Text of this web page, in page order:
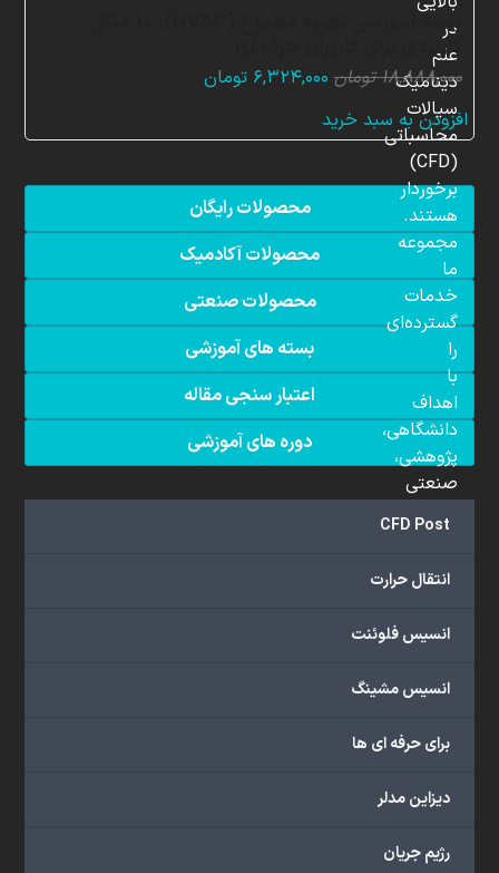
کاربردی برای کاربران حرفه ای
۱۸,۸۸۸,۰۰۰ تومان قیمت
۶,۳۲۴,۰۰۰ تومانقیمت
افزودن به سبد خرید
محصولات رایگان
محصولات آکادمیک
محصولات صنعتی
بسته های آموزشی
اعتبار سنجی مقاله
دوره های آموزشی
CFD Post
انتقال حرارت
انسیس فلوئنت
انسیس مشینگ
برای حرفه ای ها
دیزاین مدلر
رژیم جریان
در
علم
دینامیک
سیالات
محاسباتی
(CFD)
برخوردار
هستند.
مجموعه
ما
خدمات
گسترده‌ای
را
با
اهداف
دانشگاهی،
پژوهشی،
صنعتی
...
می‌دهد.
می‌توانید
خدمات
گروه
شامل
آموزشی،